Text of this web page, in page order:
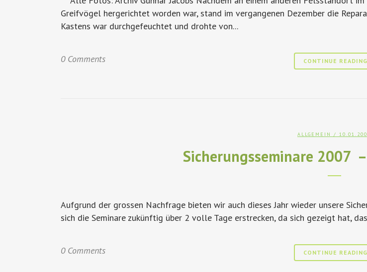
Greifvögel hergerichtet worden war, stand im vergangenen Dezember die
Kastens war durchgefeuchtet und drohte von...
0 Comments CONTINUE READING
ALLGEMEIN /
Sicherungsseminare 2007
Aufgrund der grossen Nachfrage bieten wir auch dieses Jahr wieder unsere
sich die Seminare zukünftig über 2 volle Tage erstrecken, da sich gezeigt hat,
0 Comments CONTINUE READING